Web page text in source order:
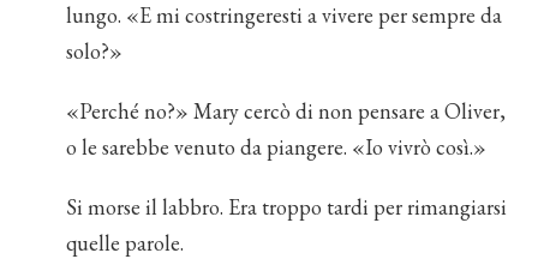
lungo. «E mi costringeresti a vivere per sempre da
solo?»
«Perché no?» Mary cercò di non pensare a Oliver,
o le sarebbe venuto da piangere. «Io vivrò così.»
Si morse il labbro. Era troppo tardi per rimangiarsi
quelle parole.